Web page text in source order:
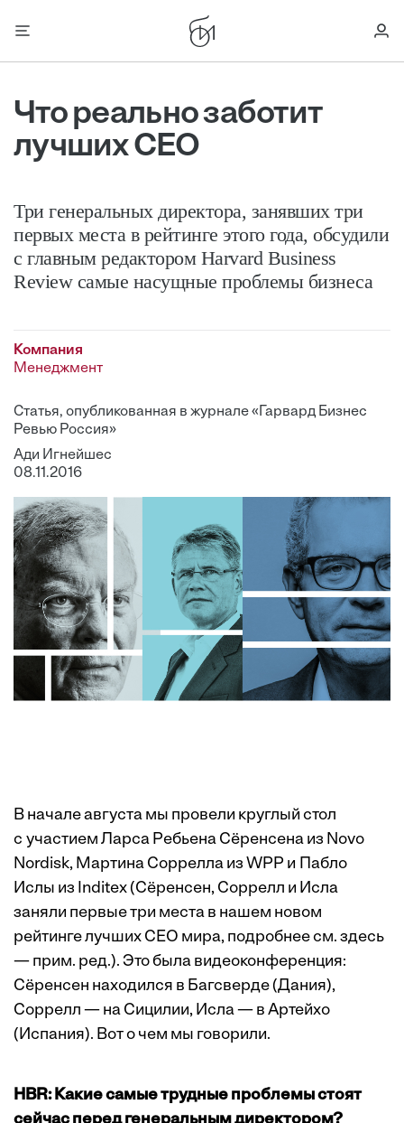
Что реально заботит
лучших CEO
Три генеральных директора, ­занявших три
первых места в ­рейтинге этого года, обсудили
с главным редактором Harvard Business
Review самые насущные проблемы бизнеса
Компания
Менеджмент
Статья, опубликованная в журнале «Гарвард Бизнес
Ревью Россия»
Ади Игнейшес
08.11.2016
В начале августа мы провели круглый стол
с участием Ларса Ребьена Сёренсена из Novo
Nordisk, Мартина Соррелла из WPP и Паб­ло
Ислы из Inditex (Сёренсен, Соррелл и Исла
заняли первые три места в нашем новом
рейтинге лучших CEO мира, подробнее см. здесь
— прим. ред.). Это была видеоконференция:
Сёренсен находился в Багсверде (Дания),
Соррелл — на Сицилии, Исла — в Артейхо
(Испания). Вот о чем мы говорили.
HBR: Какие самые трудные проблемы стоят